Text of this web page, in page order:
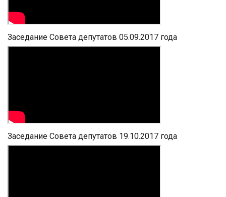
Заседание Совета депутатов 05.09.2017 года
Заседание Совета депутатов 19.10.2017 года